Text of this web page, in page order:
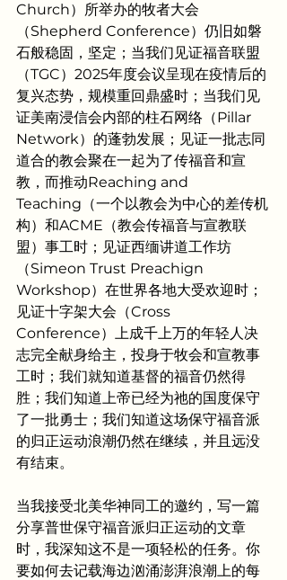
Church）所举办的牧者大会
（Shepherd Conference）仍旧如磐
石般稳固，坚定；当我们见证福音联盟
（TGC）2025年度会议呈现在疫情后的
复兴态势，规模重回鼎盛时；当我们见
证美南浸信会内部的柱石网络（Pillar
Network）的蓬勃发展；见证一批志同
道合的教会聚在一起为了传福音和宣
教，而推动Reaching and
Teaching（一个以教会为中心的差传机
构）和ACME（教会传福音与宣教联
盟）事工时；见证西缅讲道工作坊
（Simeon Trust Preachign
Workshop）在世界各地大受欢迎时；
见证十字架大会（Cross
Conference）上成千上万的年轻人决
志完全献身给主，投身于牧会和宣教事
工时；我们就知道基督的福音仍然得
胜；我们知道上帝已经为祂的国度保守
了一批勇士；我们知道这场保守福音派
的归正运动浪潮仍然在继续，并且远没
有结束。
当我接受北美华神同工的邀约，写一篇
分享普世保守福音派归正运动的文章
时，我深知这不是一项轻松的任务。你
要如何去记载海边汹涌澎湃浪潮上的每